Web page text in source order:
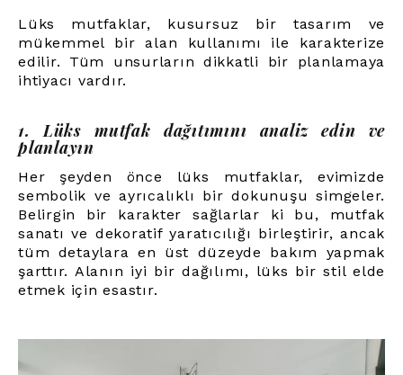
Lüks mutfaklar, kusursuz bir tasarım ve
mükemmel bir alan kullanımı ile karakterize
edilir. Tüm unsurların dikkatli bir planlamaya
ihtiyacı vardır.
1. Lüks mutfak dağıtımını analiz edin ve
planlayın
Her şeyden önce lüks mutfaklar, evimizde
sembolik ve ayrıcalıklı bir dokunuşu simgeler.
Belirgin bir karakter sağlarlar ki bu, mutfak
sanatı ve dekoratif yaratıcılığı birleştirir, ancak
tüm detaylara en üst düzeyde bakım yapmak
şarttır. Alanın iyi bir dağılımı, lüks bir stil elde
etmek için esastır.